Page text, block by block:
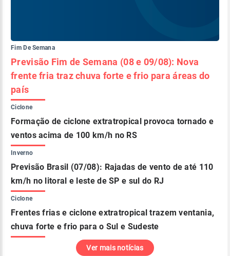
Fim De Semana
Previsão Fim de Semana (08 e 09/08): Nova
frente fria traz chuva forte e frio para áreas do
país
Ciclone
Formação de ciclone extratropical provoca tornado e
ventos acima de 100 km/h no RS
Inverno
Previsão Brasil (07/08): Rajadas de vento de até 110
km/h no litoral e leste de SP e sul do RJ
Ciclone
Frentes frias e ciclone extratropical trazem ventania,
chuva forte e frio para o Sul e Sudeste
Ver mais notícias